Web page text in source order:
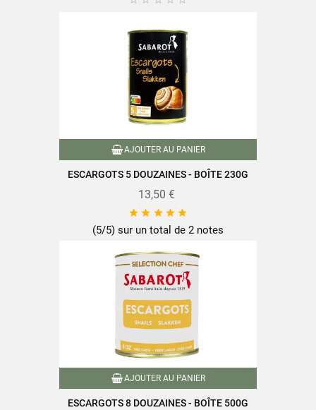
AJOUTER AU PANIER
ESCARGOTS 5 DOUZAINES - BOÎTE 230G
13,50 €
    
(5/5) sur un total de 2 notes
AJOUTER AU PANIER
ESCARGOTS 8 DOUZAINES - BOÎTE 500G